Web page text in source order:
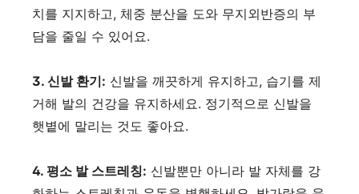
치를 지지하고, 체중 분산을 도와 무지외반증의 부
담을 줄일 수 있어요.
3. 신발 환기: 신발을 깨끗하게 유지하고, 습기를 제
거해 발의 건강을 유지하세요. 정기적으로 신발을
햇볕에 말리는 것도 좋아요.
4. 평소 발 스트레칭: 신발뿐만 아니라 발 자체를 강